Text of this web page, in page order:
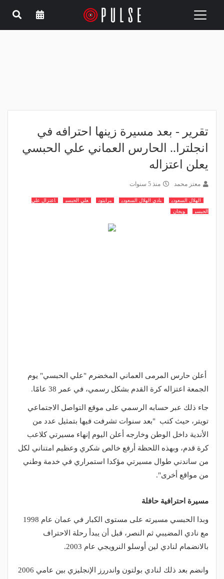
Toggle
تقرير - بعد مسيرة زينها احترافه في
انجلترا.. الحارس العماني علي الحبسي
يعلن اعتزاله
معتز محمد منذ 5 سنوات
الهلال السعودي نادي الهلال السعودي برايتون علي الحبسي
اعتزال علي
الحبسي
ويجان
أعلن حارس المرمى العماني المخضرم "علي الحبسي" يوم
الجمعة اعتزاله كرة القدم بشكل رسمي، في عمر 38 عامًا.
جاء ذلك عبر حسابه الرسمي على موقع التواصل الاجتماعي
تويتر، حيث كتب "بعد سنوات تشرفت فيها بتمثيل عدد من
الأندية داخل الوطن وخارجه أعلن اليوم إنهاء مسيرتي كلاعب
كرة قدم، وبهذه اللحظة أرفع خالص شكري وعظيم امتناني لكل
من ساندني طوال مسيرتي مؤكدا استمراري في خدمة وطني
من مواقع أخرى".
مسيرة احترافية حافلة
وبدا الحبسي مسيرته على مستوى الكبار في عمان عام 1998
مع نادي المضيبي ثم النصر، قبل أن يبدأ رحلة الاحتراف
بالانضمام لنادي لين أوسلو النرويجي عام 2003.
وانضم بعد ذلك لنادي بولتون واندررز الإنجليزي بين عامي 2006